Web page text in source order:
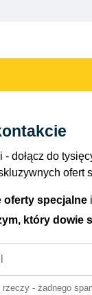
- dołącz do
ofert
oferty specjalne
który dowie
- żadnego